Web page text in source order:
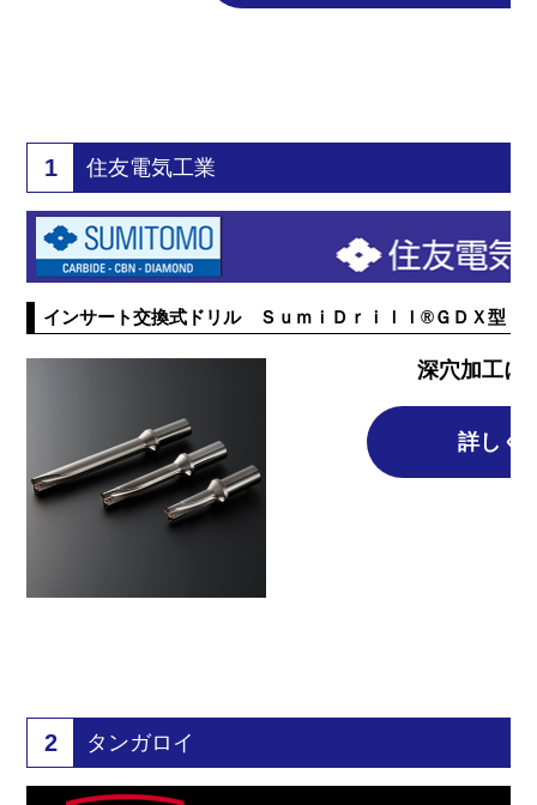
1 住友電気工業
インサート交換式ドリル ＳｕｍｉＤｒｉｌｌ®ＧＤＸ型
深穴加工に
詳しく
2 タンガロイ